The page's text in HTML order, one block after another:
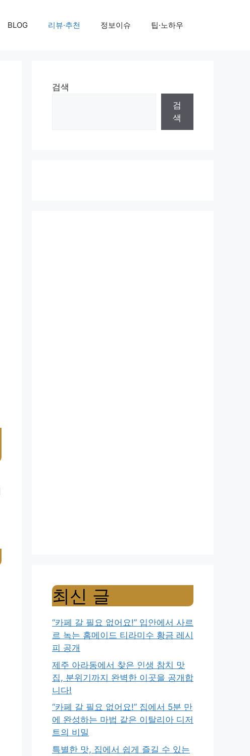
BLOG 리뷰·추천 정보이슈 팁·노하우
검색
검
색
최신 글
“카페 갈 필요 없어요!” 입안에서 사르
르 녹는 홈메이드 티라미수 황금 레시
피 공개
제주 아라동에서 찾은 인생 참치 맛
집, 분위기까지 완벽한 이곳을 공개합
니다!
“카페 갈 필요 없어요!” 집에서 5분 만
에 완성하는 마법 같은 이탈리아 디저
트의 비밀
특별한 맛, 집에서 쉽게 즐길 수 있는